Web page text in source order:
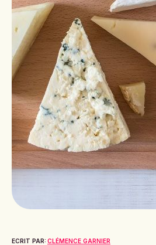
ECRIT PAR: CLÉMENCE GARNIER